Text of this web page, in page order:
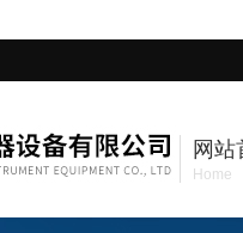
网站
Home